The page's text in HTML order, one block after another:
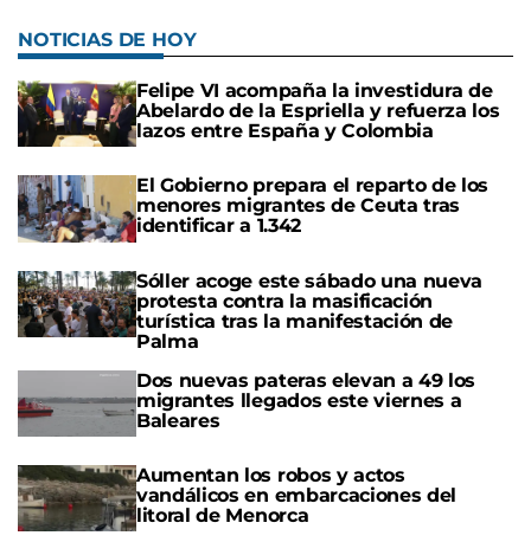
NOTICIAS DE HOY
Felipe VI acompaña la investidura de
Abelardo de la Espriella y refuerza los
lazos entre España y Colombia
El Gobierno prepara el reparto de los
menores migrantes de Ceuta tras
identificar a 1.342
Sóller acoge este sábado una nueva
protesta contra la masificación
turística tras la manifestación de
Palma
Dos nuevas pateras elevan a 49 los
migrantes llegados este viernes a
Baleares
Aumentan los robos y actos
vandálicos en embarcaciones del
litoral de Menorca